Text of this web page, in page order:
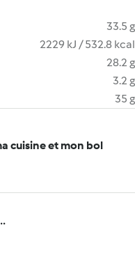
33.5 g
2229 kJ / 532.8 kcal
28.2 g
3.2 g
35 g
cuisine et mon bol